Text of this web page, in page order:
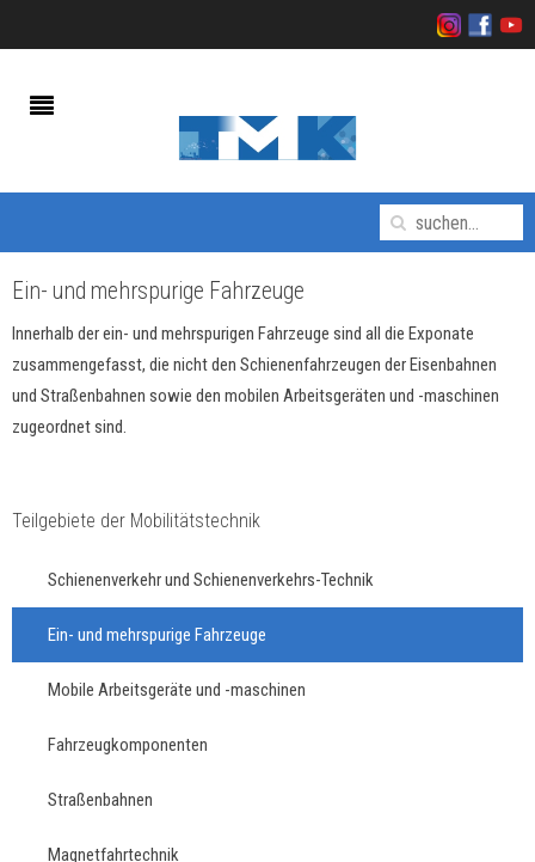
Ein- und mehrspurige Fahrzeuge
Innerhalb der ein- und mehrspurigen Fahrzeuge sind all die Exponate
zusammengefasst, die nicht den Schienenfahrzeugen der Eisenbahnen
und Straßenbahnen sowie den mobilen Arbeitsgeräten und -maschinen
zugeordnet sind.
Teilgebiete der Mobilitätstechnik
Schienenverkehr und Schienenverkehrs-Technik
Ein- und mehrspurige Fahrzeuge
Mobile Arbeitsgeräte und -maschinen
Fahrzeugkomponenten
Straßenbahnen
Magnetfahrtechnik